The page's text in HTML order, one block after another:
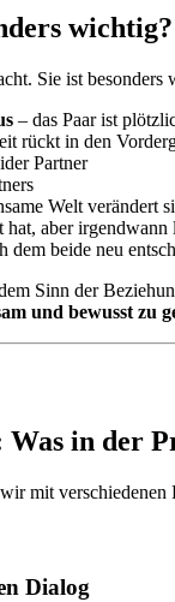
wichtig?
Sie ist besonders
– das Paar ist
rückt in den
Partner
Welt verändert
hat, aber
dem beide neu
Sinn der
und bewusst zu
Was in der
mit
Dialog